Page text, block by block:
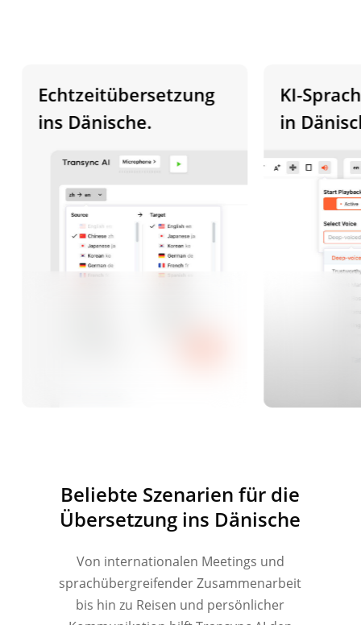
Echtzeitübersetzung
ins Dänische.
KI-
in Dänisch
Beliebte Szenarien für die
Übersetzung ins Dänische
Von internationalen Meetings und
sprachübergreifender Zusammenarbeit
bis hin zu Reisen und persönlicher